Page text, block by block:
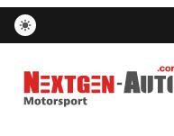
Nextgen-Auto.com